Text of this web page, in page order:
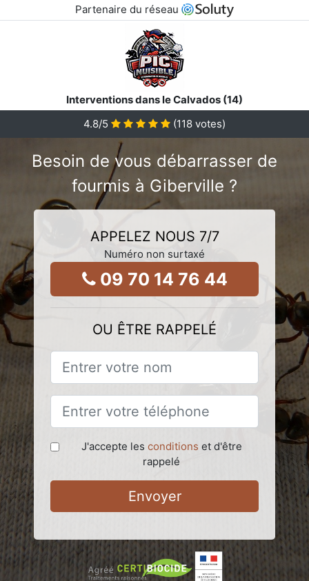
Partenaire du réseau
Interventions dans le Calvados (14)
4.8/5 (118 votes)
Besoin de vous débarrasser de
fourmis à Giberville ?
APPELEZ NOUS 7/7
Numéro non surtaxé
09 70 14 76 44
OU ÊTRE RAPPELÉ
J'accepte les conditions et d'être
rappelé
Envoyer